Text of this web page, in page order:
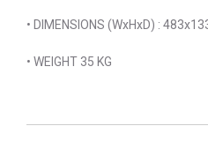
• DIMENSIONS (WxHxD) :
• WEIGHT 35 KG